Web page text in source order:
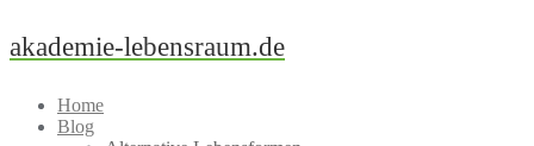
Skip
to
akademie-lebensraum.de
Home
Blog